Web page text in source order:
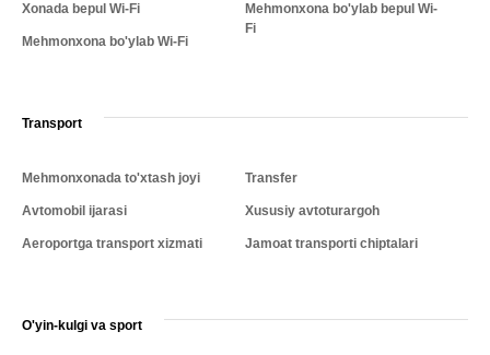
Xonada bepul Wi-Fi
Mehmonxona bo'ylab Wi-Fi
Mehmonxona bo'ylab bepul Wi-
Fi
Transport
Mehmonxonada to'xtash joyi
Avtomobil ijarasi
Aeroportga transport xizmati
Transfer
Xususiy avtoturargoh
Jamoat transporti chiptalari
O'yin-kulgi va sport